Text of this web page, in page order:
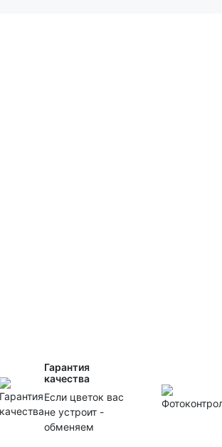
Гарантия
качества
Если цветок вас
не устроит -
обменяем